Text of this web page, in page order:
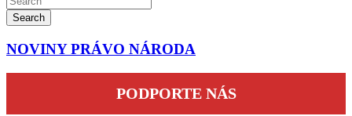
Search
NOVINY PRÁVO NÁRODA
PODPORTE NÁS